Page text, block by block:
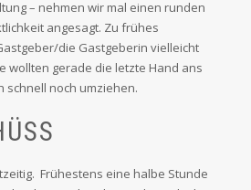
– nehmen wir mal einen runden
angesagt. Zu frühes
die Gastgeberin vielleicht
wollten gerade die letzte Hand ans
schnell noch umziehen.
Frühestens eine halbe Stunde